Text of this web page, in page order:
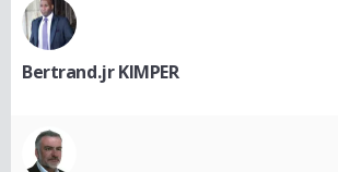
Bertrand.jr KIMPER